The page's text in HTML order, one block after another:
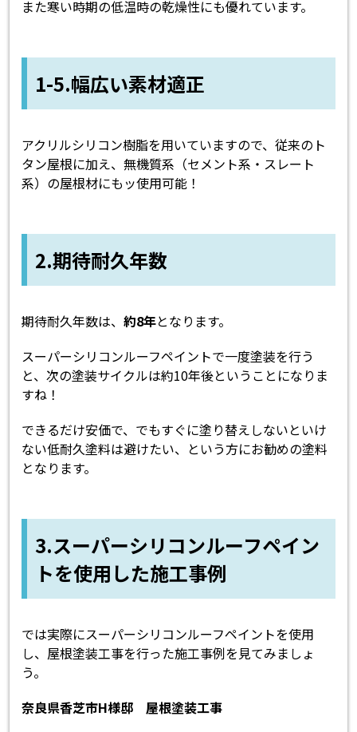
また寒い時期の低温時の乾燥性にも優れています。
1-5.幅広い素材適正
アクリルシリコン樹脂を用いていますので、従来のト
タン屋根に加え、無機質系（セメント系・スレート
系）の屋根材にもッ使用可能！
2.期待耐久年数
期待耐久年数は、約8年となります。
スーパーシリコンルーフペイントで一度塗装を行う
と、次の塗装サイクルは約10年後ということになりま
すね！
できるだけ安価で、でもすぐに塗り替えしないといけ
ない低耐久塗料は避けたい、という方にお勧めの塗料
となります。
3.スーパーシリコンルーフペイン
トを使用した施工事例
では実際にスーパーシリコンルーフペイントを使用
し、屋根塗装工事を行った施工事例を見てみましょ
う。
奈良県香芝市H様邸 屋根塗装工事